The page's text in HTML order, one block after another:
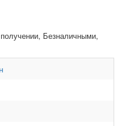
Безналичными,